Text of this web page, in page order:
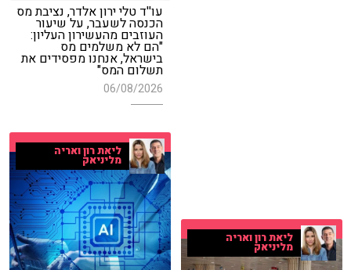
עו''ד טלי ירון אלדר, נציבת מס
הכנסה לשעבר, על שיעור
העוזבים מהעשירון העליון:
"הם לא משלמים מס
בישראל, אנחנו מפסידים את
תשלום המס"
06/08/2026
ליאת רון ואריה
מליניאק
ליאת רון ואריה
מליניאק